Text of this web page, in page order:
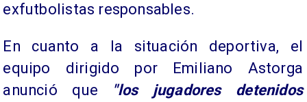
exfutbolistas responsables.
En cuanto a la situación deportiva, el
equipo dirigido por Emiliano Astorga
anunció que
"los jugadores detenidos